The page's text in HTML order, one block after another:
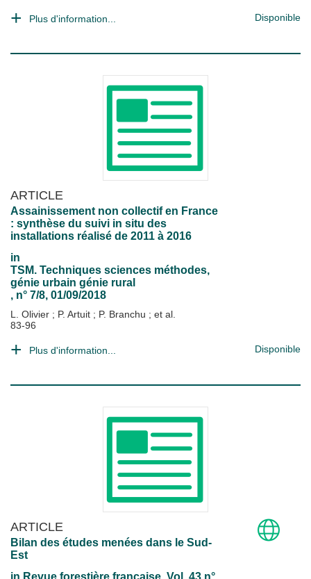
Plus d'information... Disponible
ARTICLE
Assainissement non collectif en France
: synthèse du suivi in situ des
installations réalisé de 2011 à 2016
in
TSM. Techniques sciences méthodes,
génie urbain génie rural
, n° 7/8, 01/09/2018
L. Olivier ; P. Artuit ; P. Branchu ; et al.
83-96
Plus d'information... Disponible
ARTICLE
Bilan des études menées dans le Sud-
Est
in Revue forestière française , Vol. 43 n°